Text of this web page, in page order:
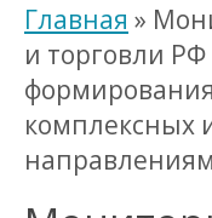
Главная »
и торговли
комплексных